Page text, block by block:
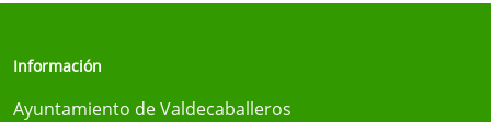
Información
Ayuntamiento de Valdecaballeros